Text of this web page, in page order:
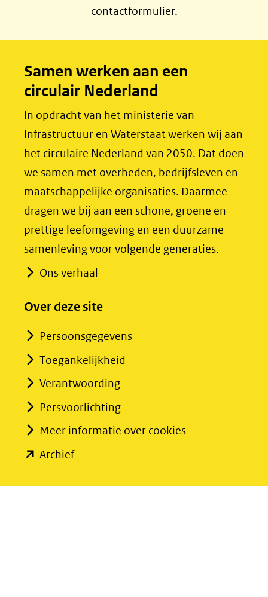
b
o
k
(opent
nieuw
naar
een
andere
website)
e
I
n
(opent
nieuw
naar
een
andere
website)
contactformulier.
Samen werken aan een
circulair Nederland
In opdracht van het ministerie van
Infrastructuur en Waterstaat werken wij aan
het circulaire Nederland van 2050. Dat doen
we samen met overheden, bedrijfsleven en
maatschappelijke organisaties. Daarmee
dragen we bij aan een schone, groene en
prettige leefomgeving en een duurzame
samenleving voor volgende generaties.
Ons verhaal
Over deze site
Persoonsgegevens
Toegankelijkheid
Verantwoording
Persvoorlichting
Meer informatie over cookies
Archief(opent